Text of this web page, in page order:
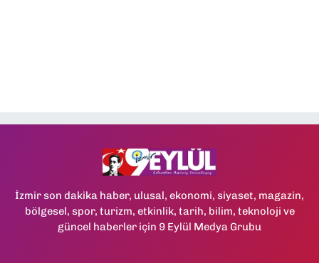
İzmir son dakika haber, ulusal, ekonomi, siyaset, magazin,
bölgesel, spor, turizm, etkinlik, tarih, bilim, teknoloji ve
güncel haberler için 9 Eylül Medya Grubu